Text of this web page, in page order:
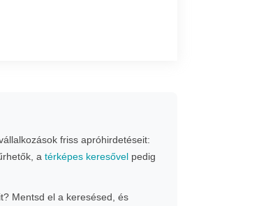
friss apróhirdetéseit:
a térképes keresővel pedig
Mentsd el a keresésed, és